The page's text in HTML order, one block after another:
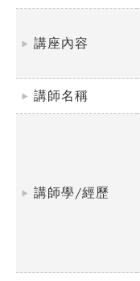
講座內容
講師名稱
講師學/經歷